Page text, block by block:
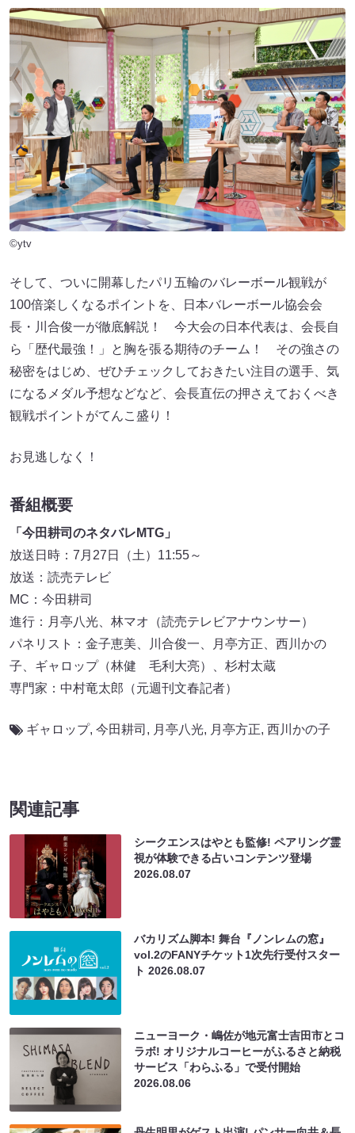
©ytv
そして、ついに開幕したパリ五輪のバレーボール観戦が
100倍楽しくなるポイントを、日本バレーボール協会会
長・川合俊一が徹底解説！ 今大会の日本代表は、会長自
ら「歴代最強！」と胸を張る期待のチーム！ その強さの
秘密をはじめ、ぜひチェックしておきたい注目の選手、気
になるメダル予想などなど、会長直伝の押さえておくべき
観戦ポイントがてんこ盛り！
お見逃しなく！
番組概要
「今田耕司のネタバレMTG」
放送日時：7月27日（土）11:55～
放送：読売テレビ
MC：今田耕司
進行：月亭八光、林マオ（読売テレビアナウンサー）
パネリスト：金子恵美、川合俊一、月亭方正、西川かの
子、ギャロップ（林健 毛利大亮）、杉村太蔵
専門家：中村竜太郎（元週刊文春記者）
ギャロップ, 今田耕司 , 月亭八光, 月亭方正, 西川かの子
関連記事
シークエンスはやとも監修! ペアリング霊
視が体験できる占いコンテンツ登場
2026.08.07
バカリズム脚本! 舞台『ノンレムの窓』
vol.2のFANYチケット1次先行受付スター
ト2026.08.07
ニューヨーク・嶋佐が地元富士吉田市とコ
ラボ! オリジナルコーヒーがふるさと納税
サービス「わらふる」で受付開始
2026.08.06